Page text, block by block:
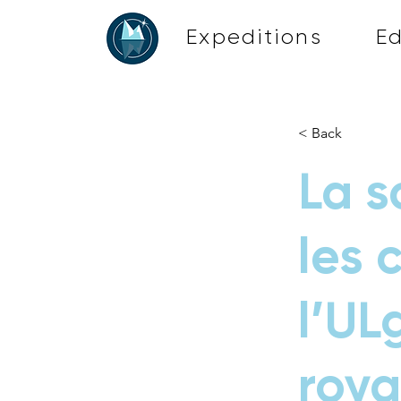
Expeditions
< Back
La
les